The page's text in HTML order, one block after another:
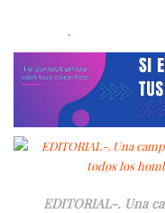
.
EDITORIAL-. Una